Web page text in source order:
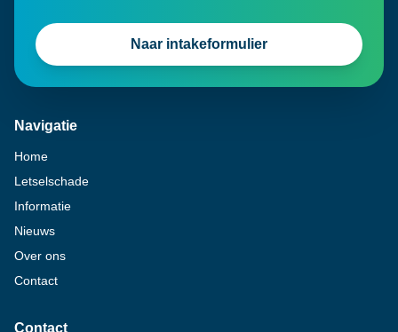
Naar intakeformulier
Navigatie
Home
Letselschade
Informatie
Nieuws
Over ons
Contact
Contact